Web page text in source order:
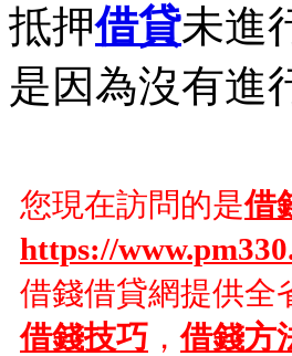
抵押借貸未進
是因為沒有進
您現在訪問的是借
https://
借錢借貸網提供全
借錢技巧 ，借錢方